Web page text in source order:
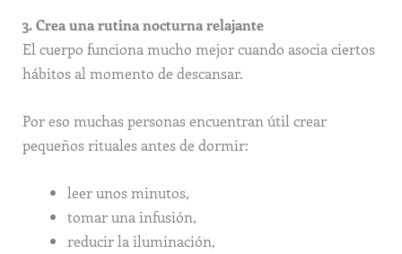
3. Crea una rutina nocturna relajante
El cuerpo funciona mucho mejor cuando asocia ciertos
hábitos al momento de descansar.
Por eso muchas personas encuentran útil crear
pequeños rituales antes de dormir:
leer unos minutos,
tomar una infusión,
reducir la iluminación,